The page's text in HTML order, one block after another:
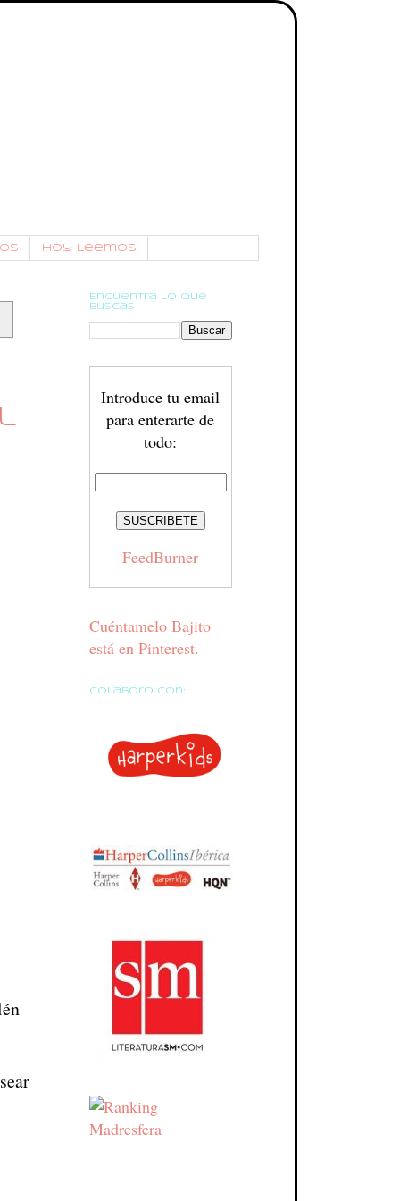
Hoy Leemos
Encuentra lo que
buscas
Introduce tu email
para enterarte de
todo:
FeedBurner
Cuéntamelo Bajito
está en Pinterest.
Colaboro con: